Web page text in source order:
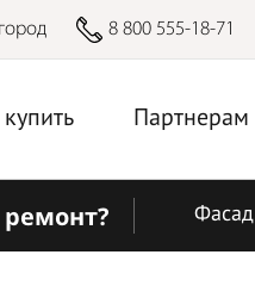
8 800 555-18-71
купить Партнерам
Фасад